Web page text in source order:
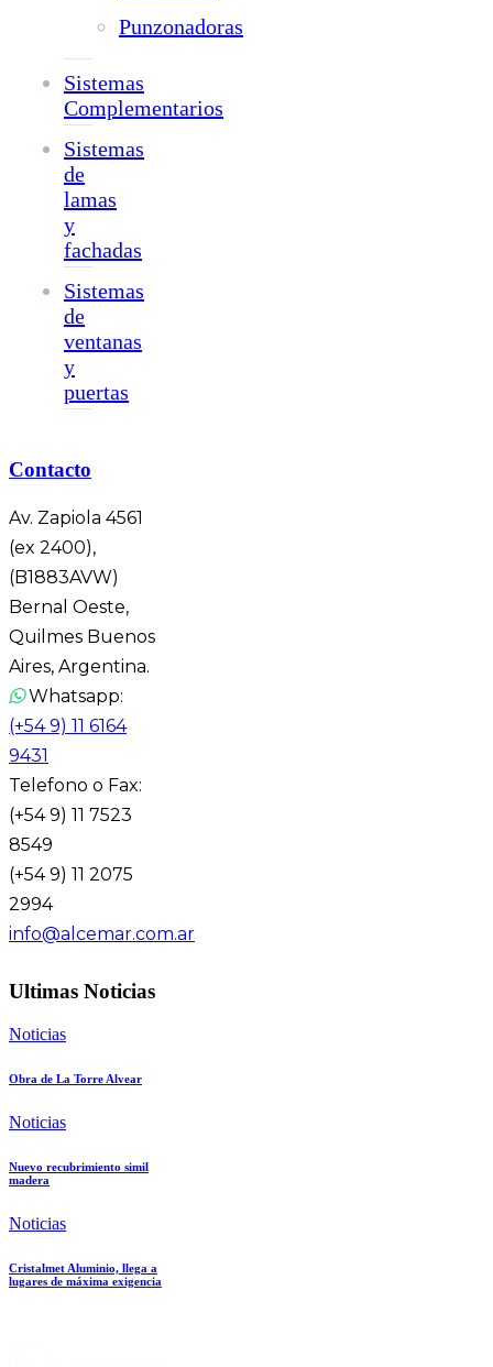
Punzonadoras
Sistemas
Complementarios
Sistemas
de
lamas
y
fachadas
Sistemas
de
ventanas
y
puertas
Contacto
Av. Zapiola 4561
(ex 2400),
(B1883AVW)
Bernal Oeste,
Quilmes Buenos
Aires, Argentina.
Whatsapp:
(+54 9) 11 6164
9431
Telefono o Fax:
(+54 9) 11 7523
8549
(+54 9) 11 2075
2994
info@alcemar.com.ar
Ultimas Noticias
Noticias
Obra de La Torre Alvear
Noticias
Nuevo recubrimiento simil
madera
Noticias
Cristalmet Aluminio, llega a
lugares de máxima exigencia